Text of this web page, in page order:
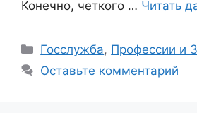
Конечно, четкого … Читать
Рубрики
Госслужба, Профессии и
Оставьте комментарий